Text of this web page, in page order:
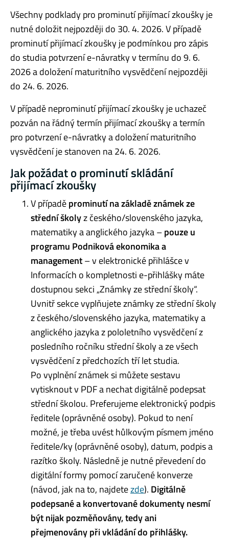
Všechny podklady pro prominutí přijímací zkoušky je
nutné doložit nejpozději do 30. 4. 2026. V případě
prominutí přijímací zkoušky je podmínkou pro zápis
do studia potvrzení e-návratky v termínu do 9. 6.
2026 a doložení maturitního vysvědčení nejpozději
do 24. 6. 2026.
V případě neprominutí přijímací zkoušky je uchazeč
pozván na řádný termín přijímací zkoušky a termín
pro potvrzení e-návratky a doložení maturitního
vysvědčení je stanoven na 24. 6. 2026.
Jak požádat o prominutí skládání
přijímací zkoušky
V případěprominutí na základě známek ze
střední školyz českého/slovenského jazyka,
matematiky a anglického jazyka –pouze u
programu Podniková ekonomika a
management– v elektronické přihlášce v
Informacích o kompletnosti e-přihlášky máte
dostupnou sekci „Známky ze střední školy“.
Uvnitř sekce vyplňujete známky ze střední školy
z českého/slovenského jazyka, matematiky a
anglického jazyka z pololetního vysvědčení z
posledního ročníku střední školy a ze všech
vysvědčení z předchozích tří let studia.
Po vyplnění známek si můžete sestavu
vytisknout v PDF a nechat digitálně podepsat
střední školou. Preferujeme elektronický podpis
ředitele (oprávněné osoby). Pokud to není
možné, je třeba uvést hůlkovým písmem jméno
ředitele/ky (oprávněné osoby), datum, podpis a
razítko školy. Následně je nutné převedení do
digitální formy pomocí zaručené konverze
(návod, jak na to, najdetezde). Digitálně
podepsané a konvertované dokumenty nesmí
být nijak pozměňovány, tedy ani
přejmenoványpři vkládání do přihlášky.